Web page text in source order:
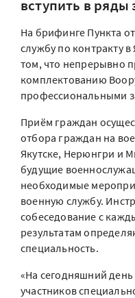
вступить в
На брифинге Пункта
службу по контракту
том, что непрерывно
комплектованию
профессиональными
Приём граждан
отбора граждан на
Якутске, Нерюнгри и
будущие
необходимые
военную службу.
собеседование с
результатам
специальность.
«На сегодняшний
участников